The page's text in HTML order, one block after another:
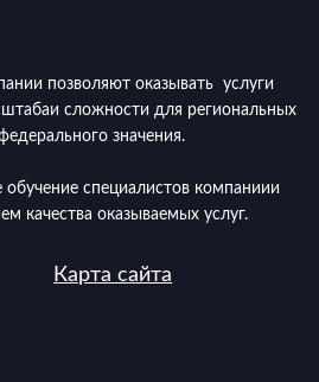
позволяют оказывать услуги
сложности для региональных
значения.
специалистов компаниии
качества оказываемых услуг.
Карта сайта